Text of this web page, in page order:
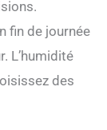
fin de journée
L’humidité
des